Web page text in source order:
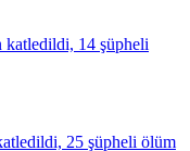
katledildi, 14 şüpheli
25 şüpheli ölüm